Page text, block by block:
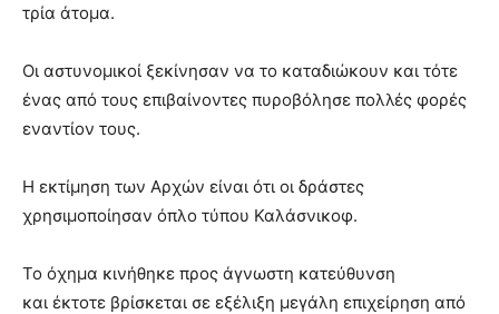
τρία άτομα.
Οι αστυνομικοί ξεκίνησαν να το καταδιώκουν και τότε
ένας από τους επιβαίνοντες πυροβόλησε πολλές φορές
εναντίον τους.
Η εκτίμηση των Αρχών είναι ότι οι δράστες
χρησιμοποίησαν όπλο τύπου Καλάσνικοφ.
Το όχημα κινήθηκε προς άγνωστη κατεύθυνση
και έκτοτε βρίσκεται σε εξέλιξη μεγάλη επιχείρηση από